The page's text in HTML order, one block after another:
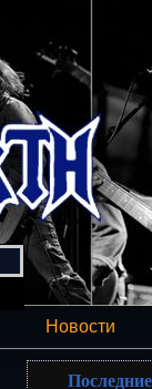
Новости